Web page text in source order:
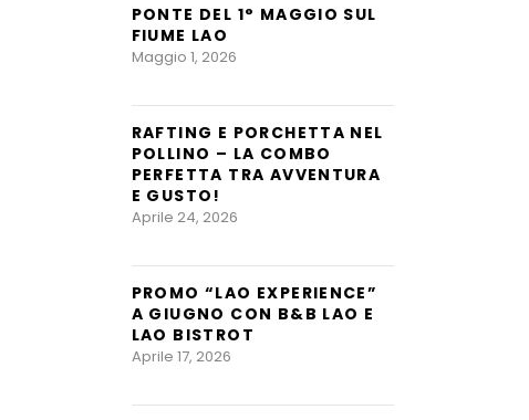
PONTE DEL 1° MAGGIO SUL
FIUME LAO
Maggio 1, 2026
RAFTING E PORCHETTA NEL
POLLINO – LA COMBO
PERFETTA TRA AVVENTURA
E GUSTO!
Aprile 24, 2026
PROMO “LAO EXPERIENCE”
A GIUGNO CON B&B LAO E
LAO BISTROT
Aprile 17, 2026